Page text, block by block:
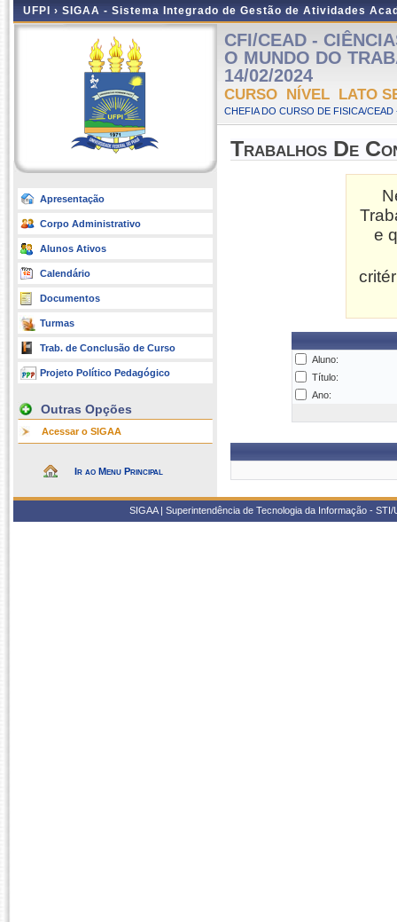
UFPI › SIGAA - Sistema Integrado de Gestão de Atividades
Apresentação
Corpo Administrativo
Alunos Ativos
Calendário
Documentos
Turmas
Trab. de Conclusão de Curso
Projeto Político Pedagógico
Outras Opções
Acessar o SIGAA
Ir ao Menu Principal
CFI/CEAD -
O MUNDO DO
14/02/2024
CURSO NÍVEL LATO
CHEFIA DO CURSO DE FISICA/CEAD
Trabalhos De
e
Aluno:
Título:
Ano:
SIGAA | Superintendência de Tecnologia da Informação -